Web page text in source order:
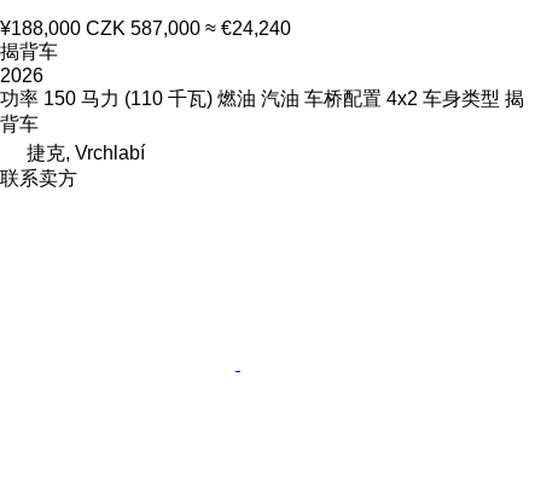
¥188,000 CZK 587,000 ≈ €24,240
揭背车
2026
功率 150 马力 (110 千瓦) 燃油 汽油 车桥配置 4x2 车身类型 揭
背车
捷克, Vrchlabí
联系卖方